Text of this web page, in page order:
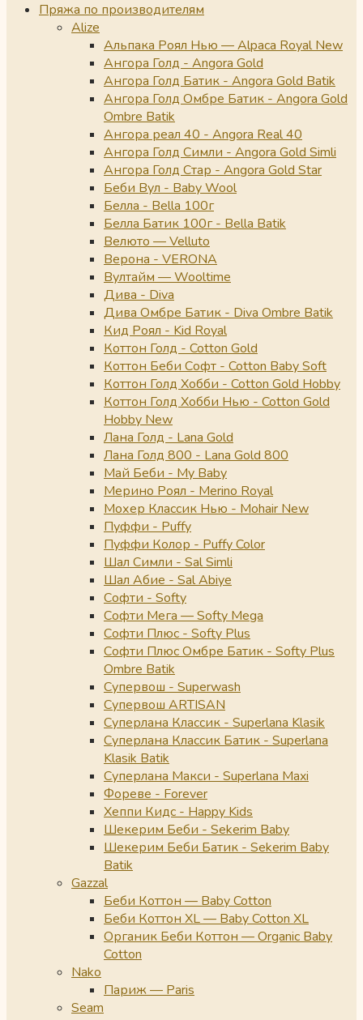
Пряжа по производителям
Alize
Альпака Роял Нью — Alpaca Royal New
Ангора Голд - Angora Gold
Ангора Голд Батик - Angora Gold Batik
Ангора Голд Омбре Батик - Angora Gold
Ombre Batik
Ангора реал 40 - Angora Real 40
Ангора Голд Симли - Angora Gold Simli
Ангора Голд Стар - Angora Gold Star
Беби Вул - Baby Wool
Белла - Bella 100г
Белла Батик 100г - Bella Batik
Велюто — Velluto
Верона - VERONA
Вултайм — Wooltime
Дива - Diva
Дива Омбре Батик - Diva Ombre Batik
Кид Роял - Kid Royal
Коттон Голд - Cotton Gold
Коттон Беби Софт - Cotton Baby Soft
Коттон Голд Хобби - Cotton Gold Hobby
Коттон Голд Хобби Нью - Cotton Gold
Hobby New
Лана Голд - Lana Gold
Лана Голд 800 - Lana Gold 800
Май Беби - My Baby
Мерино Роял - Merino Royal
Мохер Классик Нью - Mohair New
Пуффи - Puffy
Пуффи Колор - Puffy Color
Шал Симли - Sal Simli
Шал Абие - Sal Abiye
Софти - Softy
Софти Мега — Softy Mega
Софти Плюс - Softy Plus
Софти Плюс Омбре Батик - Softy Plus
Ombre Batik
Супервош - Superwash
Супервош ARTISAN
Суперлана Классик - Superlana Klasik
Суперлана Классик Батик - Superlana
Klasik Batik
Суперлана Макси - Superlana Maxi
Фореве - Forever
Хеппи Кидс - Happy Kids
Шекерим Беби - Sekerim Baby
Шекерим Беби Батик - Sekerim Baby
Batik
Gazzal
Беби Коттон — Baby Cotton
Беби Коттон XL — Baby Cotton XL
Органик Беби Коттон — Organic Baby
Cotton
Nako
Париж — Paris
Seam